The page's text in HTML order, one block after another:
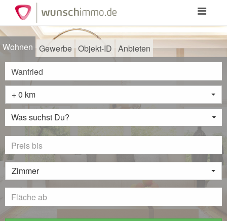
Toggle
Wohnen Gewerbe Objekt-ID Anbieten
+ 0 km
Was suchst Du?
Zimmer